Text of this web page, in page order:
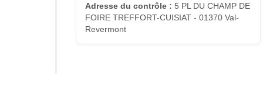
Adresse du contrôle : 5 PL DU CHAMP DE
FOIRE TREFFORT-CUISIAT - 01370 Val-
Revermont